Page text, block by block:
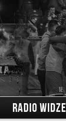
RADIO